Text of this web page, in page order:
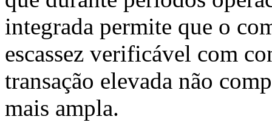
integrada permite que o
escassez verificável com
transação elevada não
mais ampla.